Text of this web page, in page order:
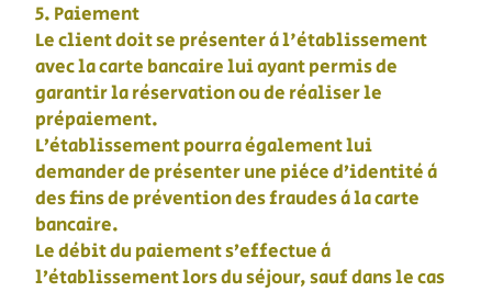
5. Paiement
Le client doit se présenter à l'établissement
avec la carte bancaire lui ayant permis de
garantir la réservation ou de réaliser le
prépaiement.
L’établissement pourra également lui
demander de présenter une pièce d’identité à
des fins de prévention des fraudes à la carte
bancaire.
Le débit du paiement s’effectue à
l’établissement lors du séjour, sauf dans le cas